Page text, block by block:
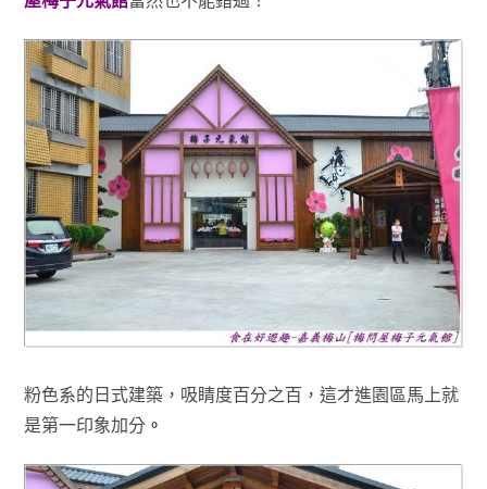
粉色系的日式建築， 吸睛度百分之百 ， 這才進園區馬上就
是第一印象加分。